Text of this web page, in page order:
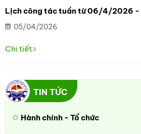
Lịch công tác tuần từ 06/4/2026
05/04/2026
Chi tiết
TIN TỨC
Hành chính - Tổ chức